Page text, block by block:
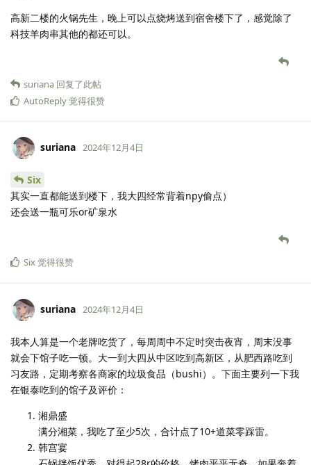
高新二楼的火锅先生，晚上可以点烧烤送到宿舍楼下了，感觉除了
科技羊肉串其他的都还可以。
suriana 回复了此帖
AutoReply觉得很赞
suriana 2024年12月4日
Six
其实一直都能送到楼下，我大四经常背着npy偷点）
还会送一瓶可乐or矿泉水
Six觉得很赞
suriana 2024年12月4日
我本人算是一个老牌吃货了，每周周中不定时突击夜宵，周末没事
就会下馆子吃一顿。大一到大四从中区吃到高新区，从肥西路吃到
习友路，定期考察各商家的垃圾食品（bushi）。下面主要列一下我
在银泰吃到的馆子及评价：
湘鼎盛
满分湘菜，我吃了至少5次，合计点了10+道菜零踩雷。
韩宫宴